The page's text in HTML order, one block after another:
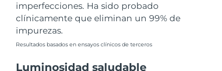
imperfecciones. Ha sido probado
clínicamente que eliminan un 99% de
impurezas.
Resultados basados en ensayos clínicos de terceros
Luminosidad saludable
Rumanía Entrega prevista
Rusia